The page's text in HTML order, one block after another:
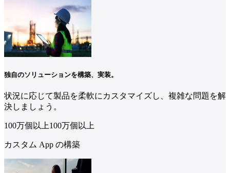
独自のソリューションを構築、実装。
状況に応じて製品を柔軟にカスタマイズし、複雑な問題を解
決しましょう。
100万個以上100万個以上
カスタム App の構築